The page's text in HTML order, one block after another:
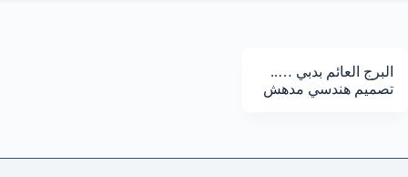
البرج العائم بدبي …..
تصميم هندسي مدهش